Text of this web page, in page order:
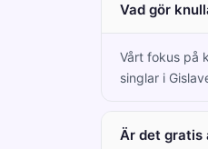
Vad gör
Vårt fokus på
singlar i
Är det gratis